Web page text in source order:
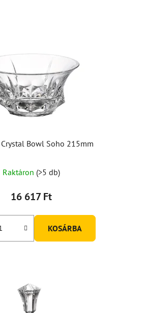
Bowl Soho 215mm
Raktáron (>5 db)
16 617 Ft
KOSÁRBA